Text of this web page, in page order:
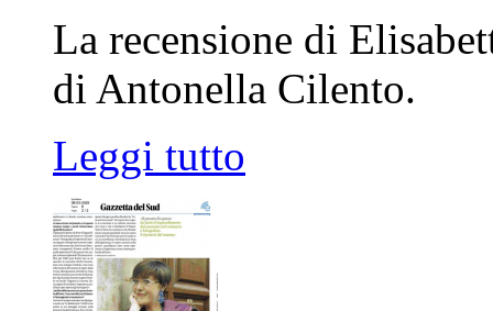
La recensione di
di Antonella Cilento.
Leggi tutto